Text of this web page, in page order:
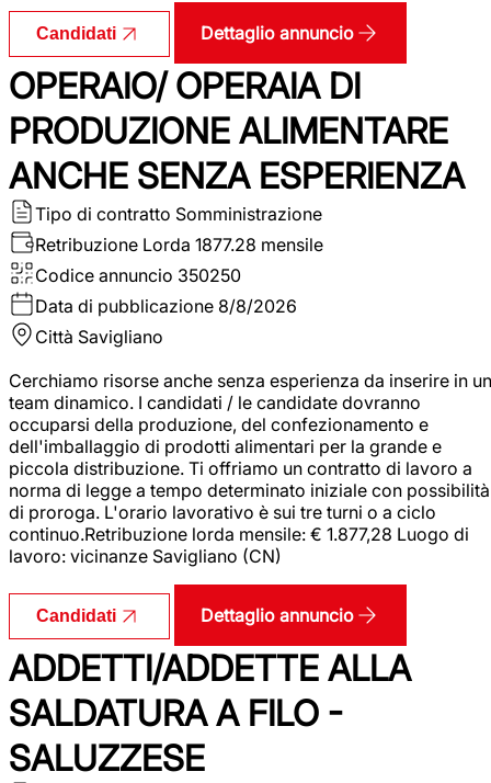
Candidati Dettaglio annuncio
OPERAIO/ OPERAIA DI
PRODUZIONE ALIMENTARE
ANCHE SENZA ESPERIENZA
Tipo di contratto Somministrazione
Retribuzione Lorda 1877.28 mensile
Codice annuncio 350250
Data di pubblicazione 8/8/2026
Città Savigliano
Cerchiamo risorse anche senza esperienza da inserire in un
team dinamico. I candidati / le candidate dovranno
occuparsi della produzione, del confezionamento e
dell'imballaggio di prodotti alimentari per la grande e
piccola distribuzione. Ti offriamo un contratto di lavoro a
norma di legge a tempo determinato iniziale con possibilità
di proroga. L'orario lavorativo è sui tre turni o a ciclo
continuo.Retribuzione lorda mensile: € 1.877,28 Luogo di
lavoro: vicinanze Savigliano (CN)
Candidati Dettaglio annuncio
ADDETTI/ADDETTE ALLA
SALDATURA A FILO -
SALUZZESE